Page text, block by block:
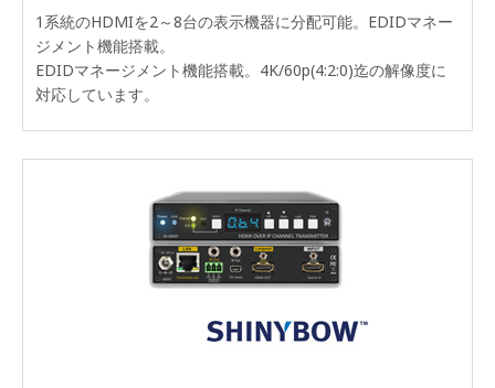
1系統のHDMIを2～8台の表示機器に分配可能。EDIDマネー
ジメント機能搭載。
EDIDマネージメント機能搭載。4K/60p(4:2:0)迄の解像度に
対応しています。